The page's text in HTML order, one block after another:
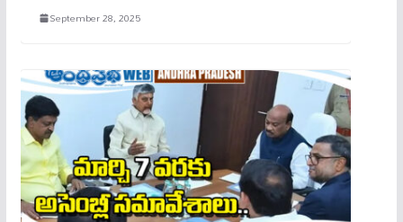
September 28, 2025